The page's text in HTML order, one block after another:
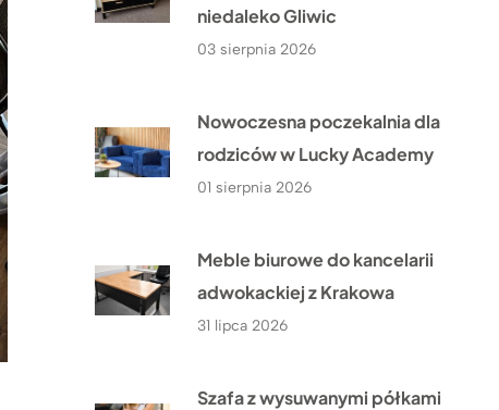
niedaleko Gliwic
03 sierpnia 2026
Nowoczesna poczekalnia dla
rodziców w Lucky Academy
01 sierpnia 2026
Meble biurowe do kancelarii
adwokackiej z Krakowa
31 lipca 2026
Szafa z wysuwanymi półkami